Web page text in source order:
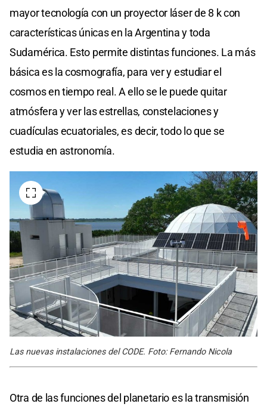
mayor tecnología con un proyector láser de 8 k con
características únicas en la Argentina y toda
Sudamérica. Esto permite distintas funciones. La más
básica es la cosmografía, para ver y estudiar el
cosmos en tiempo real. A ello se le puede quitar
atmósfera y ver las estrellas, constelaciones y
cuadículas ecuatoriales, es decir, todo lo que se
estudia en astronomía.
Las nuevas instalaciones del CODE. Foto: Fernando Nicola
Otra de las funciones del planetario es la transmisión